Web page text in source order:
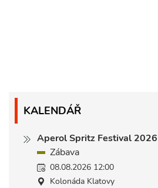
KALENDÁŘ
Aperol Spritz Festival
Zábava
08.08.2026 12:00
Kolonáda Klatovy